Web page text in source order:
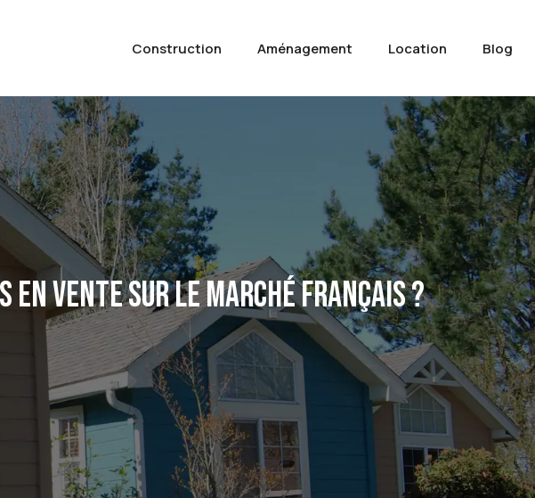
Construction Aménagement Location Blog
EN VENTE SUR LE MARCHÉ FRANÇAIS ?